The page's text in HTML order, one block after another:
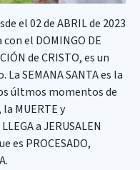
el 02 de ABRIL de 2023
el DOMINGO DE
de CRISTO, es un
SEMANA SANTA es la
últmos momentos de
la MUERTE y
a JERUSALEN
es PROCESADO,